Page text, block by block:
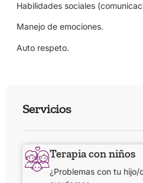
Habilidades sociales
Manejo de emociones.
Auto respeto.
Servicios
Terapia con niños
¿Problemas con tu hijo/